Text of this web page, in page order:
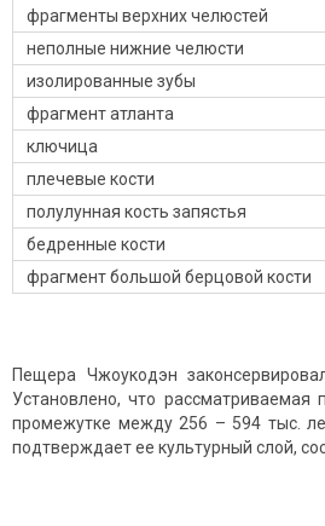
фрагменты верхних челюстей
неполные нижние челюсти
изолированные зубы
фрагмент атланта
ключица
плечевые кости
полулунная кость запястья
бедренные кости
фрагмент большой берцовой кости
Пещера Чжоукодэн
Установлено, что
промежутке между 256 – 594 тыс.
подтверждает ее культурный слой,